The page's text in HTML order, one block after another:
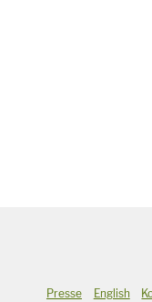
Presse English